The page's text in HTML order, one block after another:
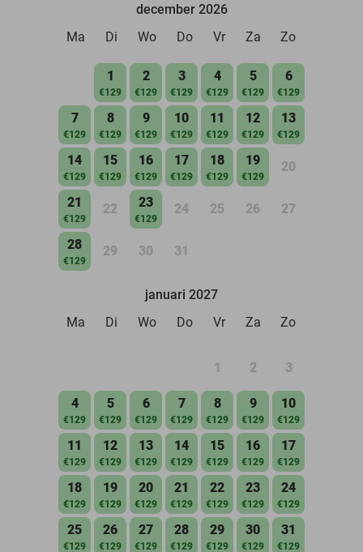
december 2026
Ma
Di Wo Do Vr Za Zo
1
€129
2
€129
3
€129
4
€129
5
€129
6
€129
7
€129
8
€129
9
€129
10
€129
11
€129
12
€129
13
€129
14
€129
15
€129
16
€129
17
€129
18
€129
19
€129
20
21
€129
22 23
€129
24 25 26 27
28
€129
29 30 31
januari 2027
Ma
Di Wo Do Vr Za Zo
1 2 3
4
€129
5
€129
6
€129
7
€129
8
€129
9
€129
10
€129
11
€129
12
€129
13
€129
14
€129
15
€129
16
€129
17
€129
18
€129
19
€129
20
€129
21
€129
22
€129
23
€129
24
€129
25
€129
26
€129
27
€129
28
€129
29
€129
30
€129
31
€129